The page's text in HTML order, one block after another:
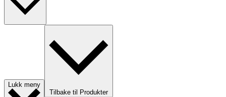
Lukk meny
Tilbake til Produkter